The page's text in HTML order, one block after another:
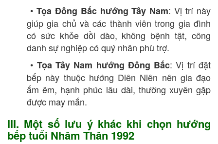
• Tọa Đông Bắc hướng Tây Nam: Vị trí này
giúp gia chủ và các thành viên trong gia đình
có sức khỏe dồi dào, không bệnh tật, công
danh sự nghiệp có quý nhân phù trợ.
• Tọa Tây Nam hướng Đông Bắc: Vị trí đặt
bếp này thuộc hướng Diên Niên nên gia đạo
ấm êm, hạnh phúc lâu dài, thường xuyên gặp
được may mắn.
III. Một số lưu ý khác khi chọn hướng
bếp tuổi Nhâm Thân 1992